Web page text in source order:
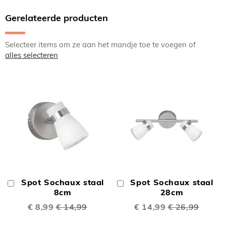
Gerelateerde producten
Selecteer items om ze aan het mandje toe te voegen of
alles selecteren
Spot Sochaux staal
8cm
Speciale
€ 8,99 € 14,99
In
Winkelwagen
Spot Sochaux staal
28cm
Speciale
€ 14,99 € 26,99
In
Winkelwagen